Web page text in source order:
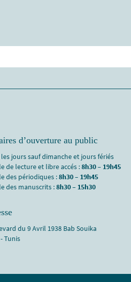
d’ouverture au public
jours sauf dimanche et jours fériés
de lecture et libre accés :8h30 – 19h45
des périodiques :8h30 – 19h45
des manuscrits :8h30 – 15h30
du 9 Avril 1938 Bab Souika
Tunis